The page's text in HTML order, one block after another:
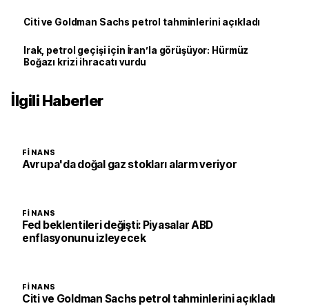
Citi ve Goldman Sachs petrol tahminlerini açıkladı
Irak, petrol geçişi için İran’la görüşüyor: Hürmüz
Boğazı krizi ihracatı vurdu
İlgili Haberler
FINANS
Avrupa'da doğal gaz stokları alarm veriyor
FINANS
Fed beklentileri değişti: Piyasalar ABD
enflasyonunu izleyecek
FINANS
Citi ve Goldman Sachs petrol tahminlerini açıkladı